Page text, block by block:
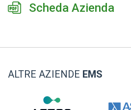
Scheda Azienda
ALTRE AZIENDE EMS